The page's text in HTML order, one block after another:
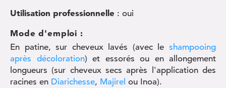
Utilisation professionnelle : oui
Mode d'emploi :
En patine, sur cheveux lavés (avec le shampooing
après décoloration) et essorés ou en allongement
longueurs (sur cheveux secs après l'application des
racines en Diarichesse, Majirel ou Inoa).